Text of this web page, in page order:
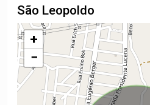
São Leopoldo
+
−